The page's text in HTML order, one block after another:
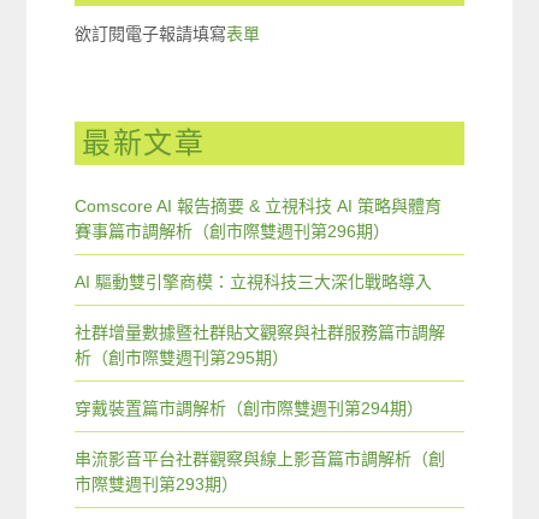
欲訂閱電子報請填寫表單
最新文章
Comscore AI 報告摘要 & 立視科技 AI 策略與體育
賽事篇市調解析（創市際雙週刊第296期）
AI 驅動雙引擎商模：立視科技三大深化戰略導入
社群增量數據暨社群貼文觀察與社群服務篇市調解
析（創市際雙週刊第295期）
穿戴裝置篇市調解析（創市際雙週刊第294期）
串流影音平台社群觀察與線上影音篇市調解析（創
市際雙週刊第293期）